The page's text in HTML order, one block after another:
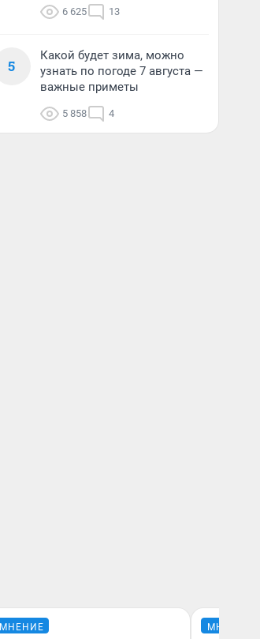
6 625 13
5
Какой будет зима, можно
узнать по погоде 7 августа —
важные приметы
5 858 4
МНЕНИЕ МНЕНИЕ